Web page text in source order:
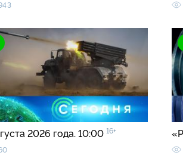
2026 года. 10:00 16+